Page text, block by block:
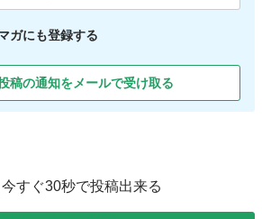
ガにも登録する
稿の通知をメールで受け取る
すぐ30秒で投稿出来る